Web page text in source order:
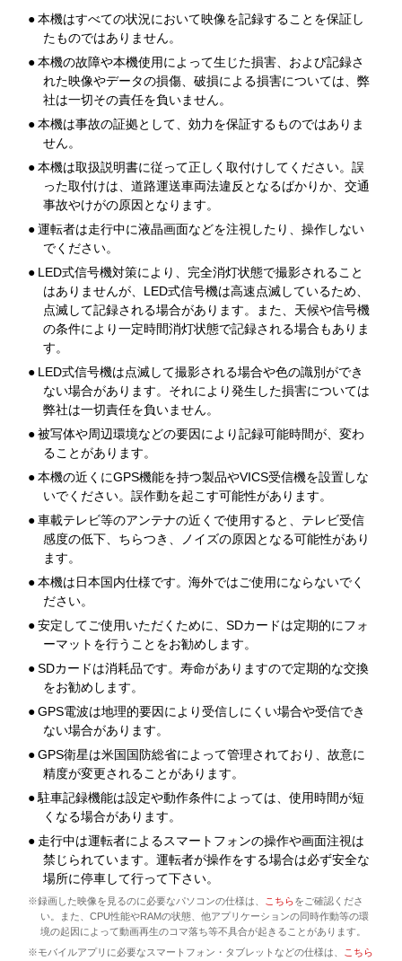
●本機はすべての状況において映像を記録することを保証し
たものではありません。
●本機の故障や本機使用によって生じた損害、および記録さ
れた映像やデータの損傷、破損による損害については、弊
社は一切その責任を負いません。
●本機は事故の証拠として、効力を保証するものではありま
せん。
●本機は取扱説明書に従って正しく取付けしてください。誤
った取付けは、道路運送車両法違反となるばかりか、交通
事故やけがの原因となります。
●運転者は走行中に液晶画面などを注視したり、操作しない
でください。
● LED式信号機対策により、完全消灯状態で撮影されること
はありませんが、LED式信号機は高速点滅しているため、
点滅して記録される場合があります。また、天候や信号機
の条件により一定時間消灯状態で記録される場合もありま
す。
● LED式信号機は点滅して撮影される場合や色の識別ができ
ない場合があります。それにより発生した損害については
弊社は一切責任を負いません。
●被写体や周辺環境などの要因により記録可能時間が、変わ
ることがあります。
●本機の近くにGPS機能を持つ製品やVICS受信機を設置しな
いでください。誤作動を起こす可能性があります。
●車載テレビ等のアンテナの近くで使用すると、テレビ受信
感度の低下、ちらつき、ノイズの原因となる可能性があり
ます。
●本機は日本国内仕様です。海外ではご使用にならないでく
ださい。
●安定してご使用いただくために、SDカードは定期的にフォ
ーマットを行うことをお勧めします。
●SDカードは消耗品です。寿命がありますので定期的な交換
をお勧めします。
●GPS電波は地理的要因により受信しにくい場合や受信でき
ない場合があります。
●GPS衛星は米国国防総省によって管理されており、故意に
精度が変更されることがあります。
●駐車記録機能は設定や動作条件によっては、使用時間が短
くなる場合があります。
● 走行中は運転者によるスマートフォンの操作や画面注視は
禁じられています。運転者が操作をする場合は必ず安全な
場所に停車して行って下さい。
※録画した映像を見るのに必要なパソコンの仕様は、 こちらをご確認くださ
い。また、CPU性能やRAMの状態、他アプリケーションの同時作動等の環
境の起因によって動画再生のコマ落ち等不具合が起きることがあります。
※モバイルアプリに必要なスマートフォン・タブレットなどの仕様は、
こちら